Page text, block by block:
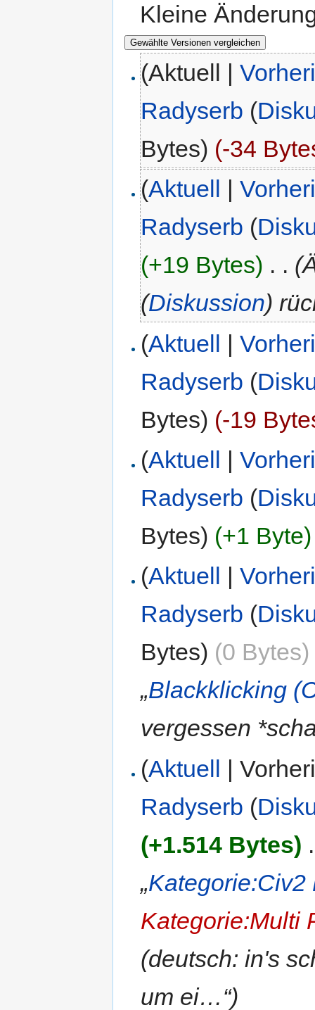
Kleine
(Aktuell |
Radyserb (
Bytes) (-34
(Aktuell |
Radyserb (
(+19 Bytes) . .
(Diskussion)
(Aktuell |
Radyserb (
Bytes) (-19
(Aktuell |
Radyserb (
Bytes) (+1 Byte)
(Aktuell |
Radyserb (
Bytes) (0 Bytes)
„Blackklicking
vergessen
(Aktuell |
Radyserb (
(+1.514 Bytes)
„Kategorie:Civ2
Kategorie:Multi
(deutsch: in's
um ei…“)